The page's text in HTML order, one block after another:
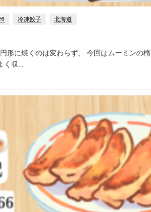
冷凍餃子 北海道
形に焼くのは変わらず。 今回はムーミンの
収...